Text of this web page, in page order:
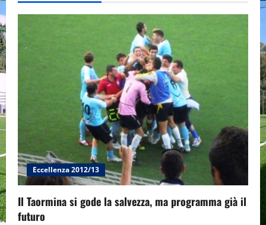
i
g
a
o
n
Eccellenza 2012/13
Il Taormina si gode la salvezza, ma programma già il
futuro